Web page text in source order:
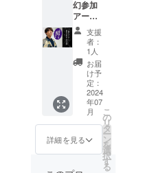
ント ◆
こちら
のリ
ターン
は本番
当日限
定品と
なりま
す◆ ★
クラウ
ドファ
ンディ
ング特
②タカ
シから
の直筆
お手 ③
タカシ
のオリ
ジナル
グッズ
④当
日、羅
殺鬼タ
カシと
のチェ
幻参加
アー
ティス
トから
の特別
なリ
ターン
クラウ
ドファ
ンディ
ング限
定品
【大野
タカシ
セット
C】 ①
支援
者：
1人
お届
け予
定：
2024
年07
月
詳細を見る
こ
の
リ
タ
ー
ン
を
選
択
す
る